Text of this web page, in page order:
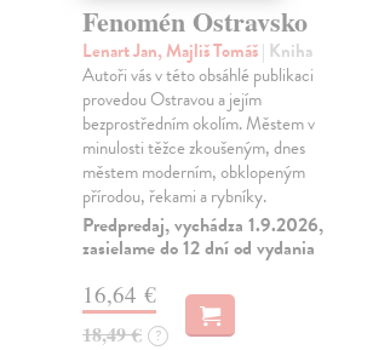
Fenomén Ostravsko
Lenart Jan, Majliš Tomáš| Kniha
Autoři vás v této obsáhlé publikaci
provedou Ostravou a jejím
bezprostředním okolím. Městem v
minulosti těžce zkoušeným, dnes
městem moderním, obklopeným
přírodou, řekami a rybníky.
Predpredaj, vychádza 1.9.2026,
zasielame do 12 dní od vydania
16,64 €
18,49 € ?